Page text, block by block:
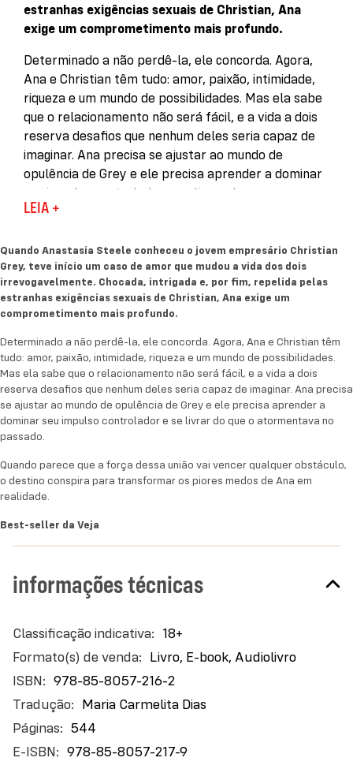
estranhas exigências sexuais de Christian, Ana
exige um comprometimento mais profundo.
Determinado a não perdê-la, ele concorda. Agora,
Ana e Christian têm tudo: amor, paixão, intimidade,
riqueza e um mundo de possibilidades. Mas ela sabe
que o relacionamento não será fácil, e a vida a dois
reserva desafios que nenhum deles seria capaz de
imaginar. Ana precisa se ajustar ao mundo de
opulência de Grey e ele precisa aprender a dominar
seu impulso controlador e se livrar do que o
atormentava no passado.
Quando parece que a força dessa união vai vencer
qualquer obstáculo, o destino conspira para
transformar os piores medos de Ana em realidade.
Best-seller da Veja
LEIA +
Quando Anastasia Steele conheceu o jovem empresário Christian
Grey, teve início um caso de amor que mudou a vida dos dois
irrevogavelmente. Chocada, intrigada e, por fim, repelida pelas
estranhas exigências sexuais de Christian, Ana exige um
comprometimento mais profundo.
Determinado a não perdê-la, ele concorda. Agora, Ana e Christian têm
tudo: amor, paixão, intimidade, riqueza e um mundo de possibilidades.
Mas ela sabe que o relacionamento não será fácil, e a vida a dois
reserva desafios que nenhum deles seria capaz de imaginar. Ana precisa
se ajustar ao mundo de opulência de Grey e ele precisa aprender a
dominar seu impulso controlador e se livrar do que o atormentava no
passado.
Quando parece que a força dessa união vai vencer qualquer obstáculo,
o destino conspira para transformar os piores medos de Ana em
realidade.
Best-seller da Veja
informações técnicas
Mais
informações
18+
Livro, E-book, Audiolivro
978-85-8057-216-2
Maria Carmelita Dias
544
978-85-8057-217-9